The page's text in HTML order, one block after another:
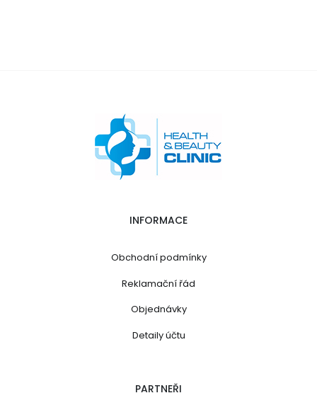
INFORMACE
Obchodní podmínky
Reklamační řád
Objednávky
Detaily účtu
PARTNEŘI